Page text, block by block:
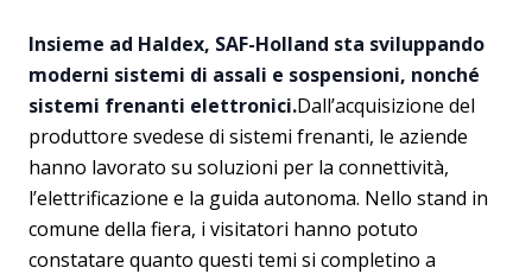
Insieme ad Haldex, SAF-Holland sta sviluppando
moderni sistemi di assali e sospensioni, nonché
sistemi frenanti elettronici.Dall’acquisizione del
produttore svedese di sistemi frenanti, le aziende
hanno lavorato su soluzioni per la connettività,
l’elettrificazione e la guida autonoma. Nello stand in
comune della fiera, i visitatori hanno potuto
constatare quanto questi temi si completino a